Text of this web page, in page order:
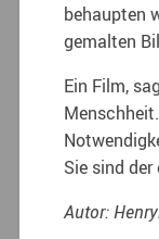
behaupten
gemalten
Ein Film,
Sie sind
Autor: